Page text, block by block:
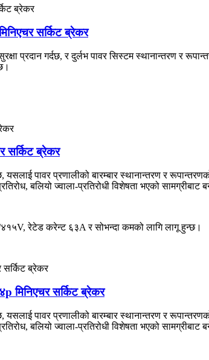
सर्किट ब्रेकर
प्रदान गर्दछ, र दुर्लभ पावर सिस्टम स्थानान्तरण र
ब्रेकर
पावर प्रणालीको बारम्बार स्थानान्तरण र
बलियो ज्वाला-प्रतिरोधी विशेषता भएको सामग्रीबाट
रेटेड करेन्ट ६३A र सोभन्दा कमको लागि लागू हुन्छ।
मिनिएचर सर्किट ब्रेकर
पावर प्रणालीको बारम्बार स्थानान्तरण र
बलियो ज्वाला-प्रतिरोधी विशेषता भएको सामग्रीबाट